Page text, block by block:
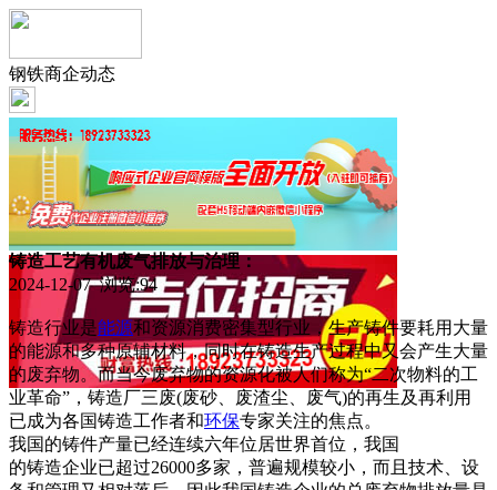
钢铁商企动态
铸造工艺有机废气排放与治理：
2024-12-07 浏览:94
铸造行业是能源和资源消费密集型行业，生产铸件要耗用大量
的能源和多种原辅材料，同时在铸造生产过程中又会产生大量
的废弃物。而当今废弃物的资源化被人们称为“二次物料的工
业革命”，铸造厂三废(废砂、废渣尘、废气)的再生及再利用
已成为各国铸造工作者和环保专家关注的焦点。
我国的铸件产量已经连续六年位居世界首位，我国
的铸造企业已超过26000多家，普遍规模较小，而且技术、设